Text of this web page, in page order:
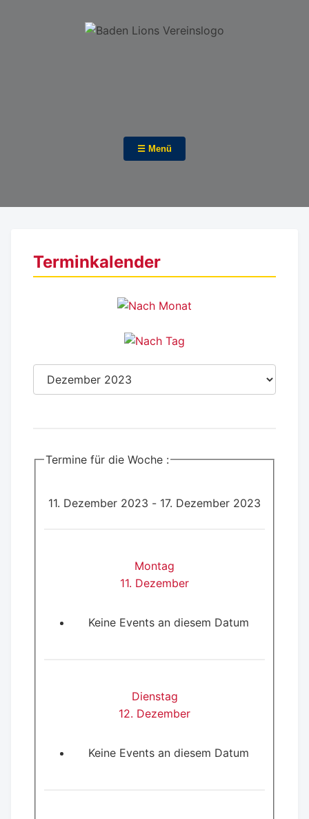
☰ Menü
Terminkalender
Termine für die Woche :
11. Dezember 2023 - 17. Dezember 2023
Montag
11. Dezember
Keine Events an diesem Datum
Dienstag
12. Dezember
Keine Events an diesem Datum